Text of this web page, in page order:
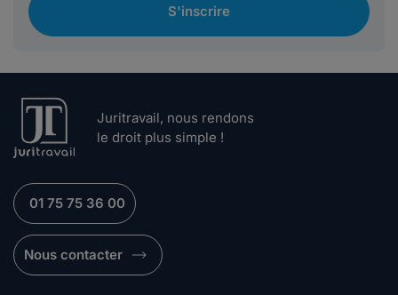
S'inscrire
Juritravail, nous rendons
le droit plus simple !
01 75 75 36 00
Nous contacter